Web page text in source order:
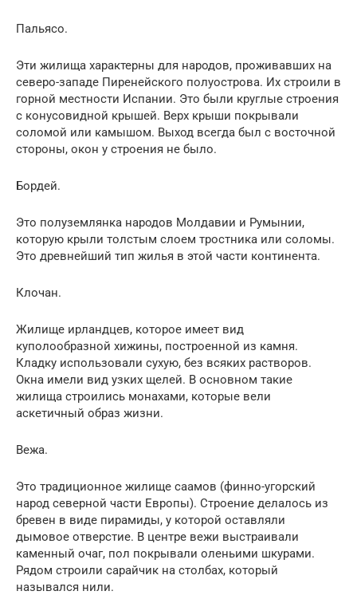
Пальясо.
Эти жилища характерны для народов, проживавших на
северо-западе Пиренейского полуострова. Их строили в
горной местности Испании. Это были круглые строения
с конусовидной крышей. Верх крыши покрывали
соломой или камышом. Выход всегда был с восточной
стороны, окон у строения не было.
Бордей.
Это полуземлянка народов Молдавии и Румынии,
которую крыли толстым слоем тростника или соломы.
Это древнейший тип жилья в этой части континента.
Клочан.
Жилище ирландцев, которое имеет вид
куполообразной хижины, построенной из камня.
Кладку использовали сухую, без всяких растворов.
Окна имели вид узких щелей. В основном такие
жилища строились монахами, которые вели
аскетичный образ жизни.
Вежа.
Это традиционное жилище саамов (финно-угорский
народ северной части Европы). Строение делалось из
бревен в виде пирамиды, у которой оставляли
дымовое отверстие. В центре вежи выстраивали
каменный очаг, пол покрывали оленьими шкурами.
Рядом строили сарайчик на столбах, который
назывался нили.